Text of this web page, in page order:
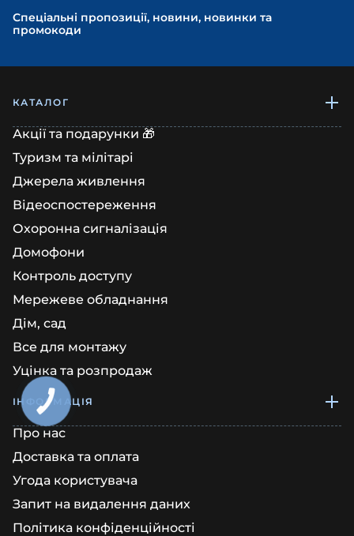
Спеціальні пропозиції, новини, новинки та
промокоди
КАТАЛОГ
Акції та подарунки 🎁
Туризм та мілітарі
Джерела живлення
Відеоспостереження
Охоронна сигналізація
Домофони
Контроль доступу
Мережеве обладнання
Дім, сад
Все для монтажу
Уцінка та розпродаж
ІНФОРМАЦІЯ
Про нас
Доставка та оплата
Угода користувача
Запит на видалення даних
Політика конфіденційності
КНОПКА
ЗВ'ЯЗКУ